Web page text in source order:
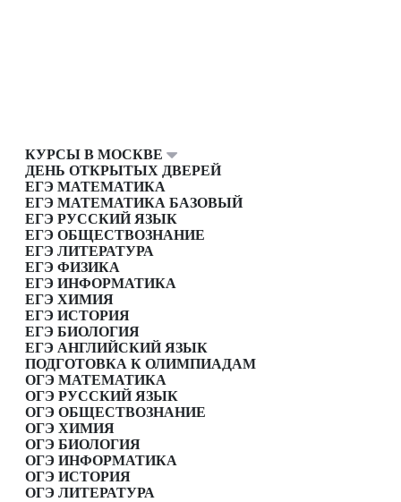
КУРСЫ В МОСКВЕ
ДЕНЬ ОТКРЫТЫХ ДВЕРЕЙ
ЕГЭ МАТЕМАТИКА
ЕГЭ МАТЕМАТИКА БАЗОВЫЙ
ЕГЭ РУССКИЙ ЯЗЫК
ЕГЭ ОБЩЕСТВОЗНАНИЕ
ЕГЭ ЛИТЕРАТУРА
ЕГЭ ФИЗИКА
ЕГЭ ИНФОРМАТИКА
ЕГЭ ХИМИЯ
ЕГЭ ИСТОРИЯ
ЕГЭ БИОЛОГИЯ
ЕГЭ АНГЛИЙСКИЙ ЯЗЫК
ПОДГОТОВКА К ОЛИМПИАДАМ
ОГЭ МАТЕМАТИКА
ОГЭ РУССКИЙ ЯЗЫК
ОГЭ ОБЩЕСТВОЗНАНИЕ
ОГЭ ХИМИЯ
ОГЭ БИОЛОГИЯ
ОГЭ ИНФОРМАТИКА
ОГЭ ИСТОРИЯ
ОГЭ ЛИТЕРАТУРА